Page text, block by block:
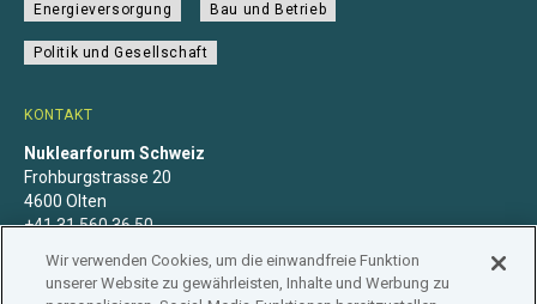
KONTAKT
Nuklearforum Schweiz
Frohburgstrasse 20
4600 Olten
+41 31 560 36 50
Energieversorgung Bau und Betrieb
Politik und Gesellschaft
Wir verwenden Cookies, um die einwandfreie Funktion
unserer Website zu gewährleisten, Inhalte und Werbung zu